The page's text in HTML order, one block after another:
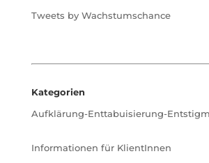
Tweets by Wachstumschance
Kategorien
Aufklärung-Enttabuisierung-
Informationen für KlientInnen